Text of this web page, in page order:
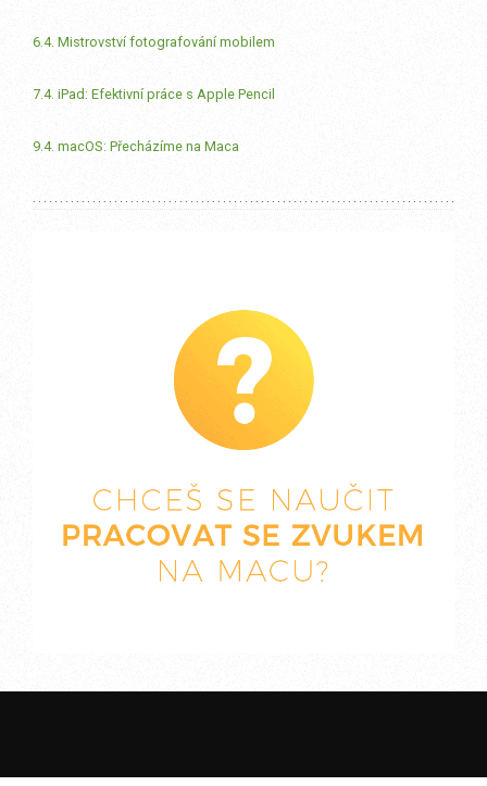
6.4. Mistrovství fotografování mobilem
7.4. iPad: Efektivní práce s Apple Pencil
9.4. macOS: Přecházíme na Maca